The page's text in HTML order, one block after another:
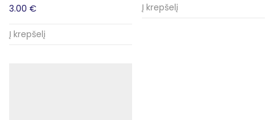
3.00 €
Į krepšelį
Į krepšelį